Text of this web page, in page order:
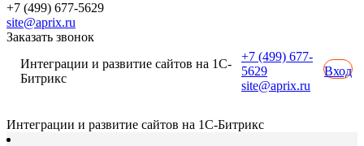
+7 (499) 677-5629
site@aprix.ru
Заказать звонок
Интеграции и развитие сайтов на 1С-
Битрикс
+7 (499) 677-
5629
site@aprix.ru
Вход
Интеграции и развитие сайтов на 1С-Битрикс